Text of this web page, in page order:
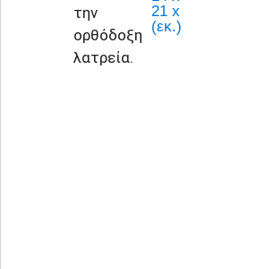
την
ορθόδοξη
λατρεία.
21 x
(εκ.)